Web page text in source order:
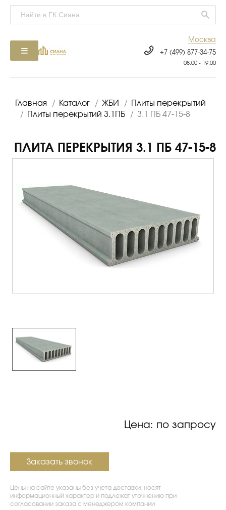
Москва
+7 (499) 877-34-75
08.00 - 19.00
Главная / Каталог / ЖБИ /
Плиты перекрытий
/
Плиты перекрытий 3.1ПБ / 3.1 ПБ 47-15-8
ПЛИТА ПЕРЕКРЫТИЯ 3.1 ПБ 47-15-8
Цена: по запросу
Заказать звонок
Цены на сайте указаны без учета доставки, носят
информационный характер и подлежат уточнению при
согласовании заказа с менеджером компании